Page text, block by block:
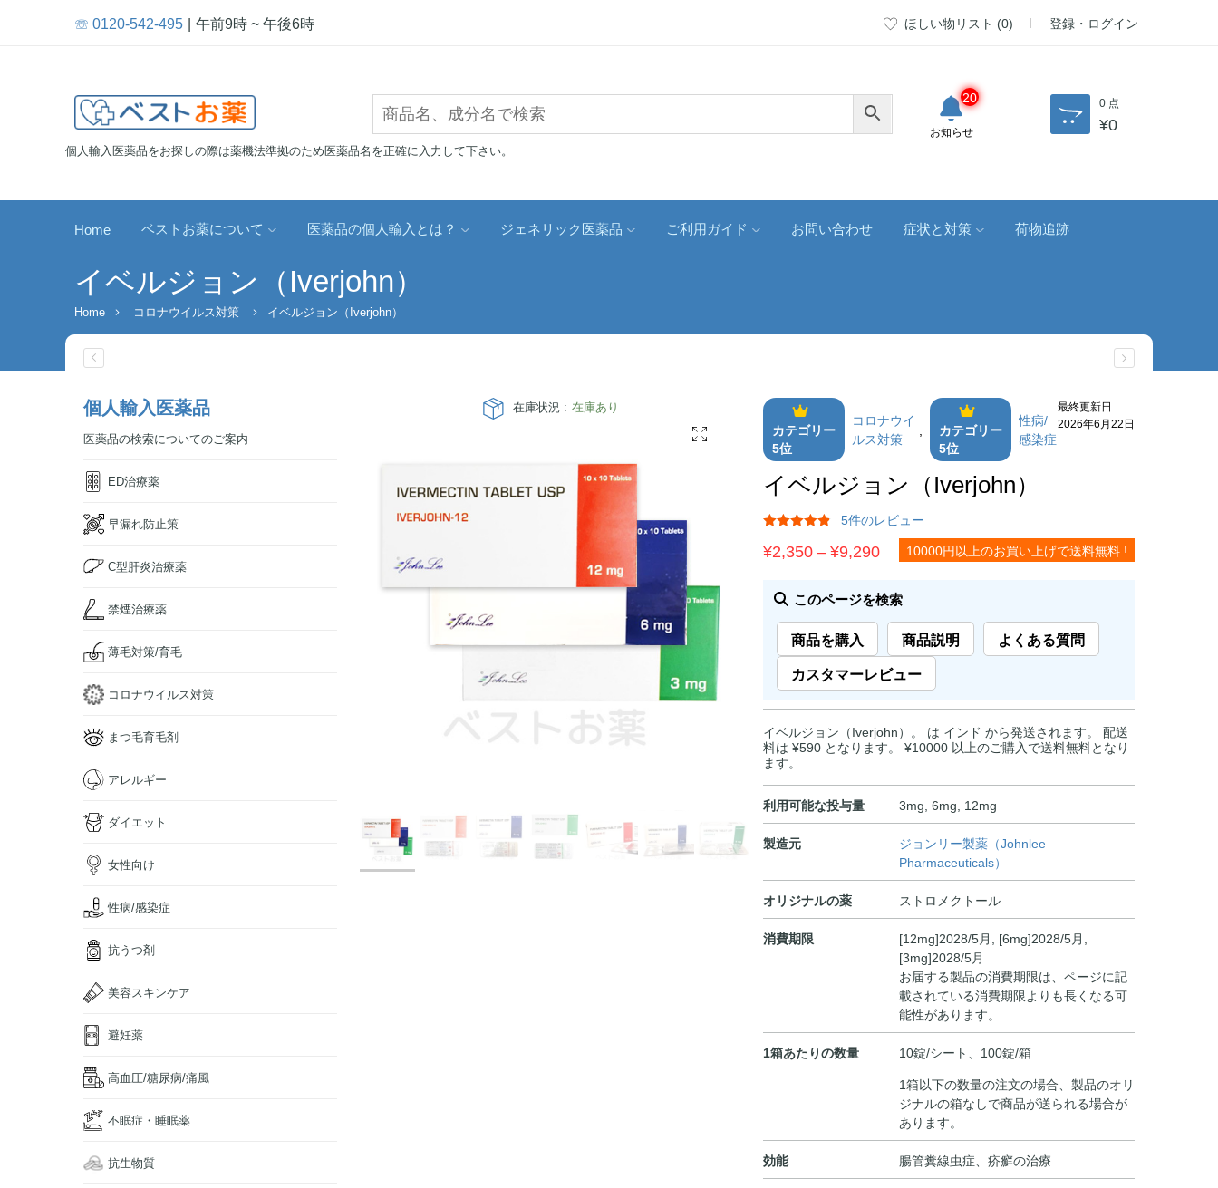
☏ 0120-542-495 午前9時 ~ 午後6時 ほしい物リスト (0) 登録・ログイン
お知らせ
20 0 点
¥0
個人輸入医薬品をお探しの際は薬機法準拠のため医薬品名を正確に入力して下さい。
Home ベストお薬について 医薬品の個人輸入とは？ ジェネリック医薬品 ご利用ガイド お問い合わせ 症状と対策 荷物追跡
イベルジョン（Iverjohn）
Home コロナウイルス対策 イベルジョン（Iverjohn）
在庫状況 : 在庫あり
カテゴリー
5位
コロナウイ
ルス対策
,
カテゴリー
5位
性病/
感染症
最終更新日
2026年6月22日
イベルジョン（Iverjohn）
5件のレビュー
¥2,350–¥9,290価
帯:
¥2,350
¥9,290
10000円以上のお買い上げで送料無料 !
このページを検索
商品を購入 商品説明
よくある質問
カスタマーレビュー
イベルジョン（Iverjohn）。 は インド から発送されます。 配送
料は ¥590 となります。 ¥10000 以上のご購入で送料無料となり
ます。
利用可能な投与量 3mg, 6mg, 12mg
製造元
ジョンリー製薬（Johnlee
Pharmaceuticals）
オリジナルの薬 ストロメクトール
消費期限
[12mg]2028/5月, [6mg]2028/5月,
[3mg]2028/5月
お届する製品の消費期限は、ページに記
載されている消費期限よりも長くなる可
能性があります。
1箱あたりの数量
10錠/シート、100錠/箱
1箱以下の数量の注文の場合、製品のオリ
ジナルの箱なしで商品が送られる場合が
あります。
効能 腸管糞線虫症、疥癬の治療
個人輸入医薬品
医薬品の検索についてのご案内
ED治療薬
早漏れ防止策
C型肝炎治療薬
禁煙治療薬
薄毛対策/育毛
コロナウイルス対策
まつ毛育毛剤
アレルギー
ダイエット
女性向け
性病/感染症
抗うつ剤
美容スキンケア
避妊薬
高血圧/糖尿病/痛風
不眠症・睡眠薬
抗生物質